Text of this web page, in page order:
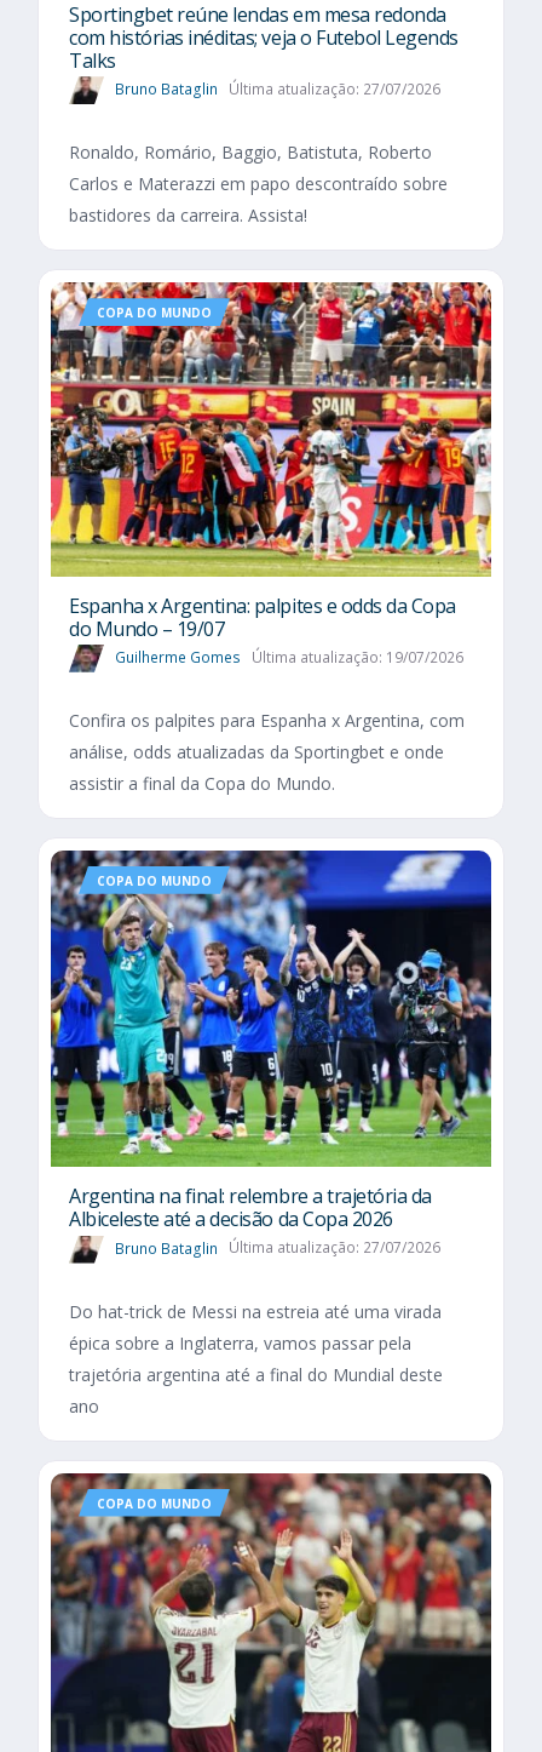
Sportingbet reúne lendas em mesa redonda
com histórias inéditas; veja o Futebol Legends
Talks
Bruno Bataglin Última atualização: 27/07/2026
Ronaldo, Romário, Baggio, Batistuta, Roberto
Carlos e Materazzi em papo descontraído sobre
bastidores da carreira. Assista!
COPA DO MUNDO
Espanha x Argentina: palpites e odds da Copa
do Mundo – 19/07
Guilherme Gomes Última atualização: 19/07/2026
Confira os palpites para Espanha x Argentina, com
análise, odds atualizadas da Sportingbet e onde
assistir a final da Copa do Mundo.
COPA DO MUNDO
Argentina na final: relembre a trajetória da
Albiceleste até a decisão da Copa 2026
Bruno Bataglin Última atualização: 27/07/2026
Do hat-trick de Messi na estreia até uma virada
épica sobre a Inglaterra, vamos passar pela
trajetória argentina até a final do Mundial deste
ano
COPA DO MUNDO